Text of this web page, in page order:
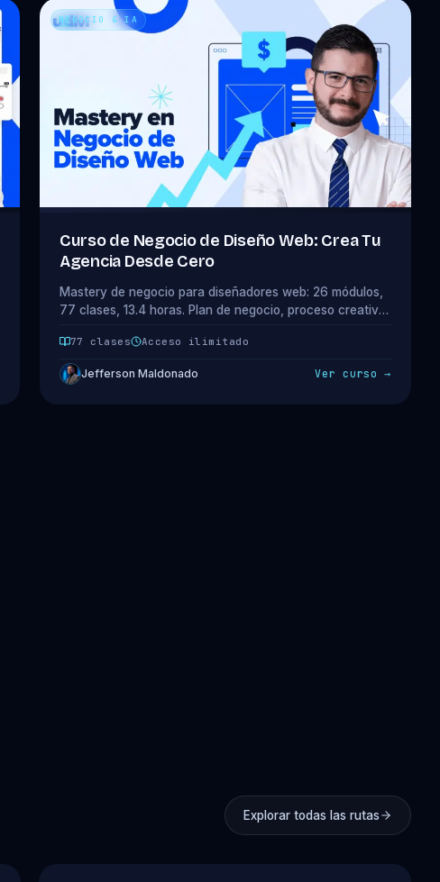
NEGOCIO & IA
Curso de Negocio de Diseño Web: Crea Tu
Agencia Desde Cero
Mastery de negocio para diseñadores web: 26 módulos,
77 clases, 13.4 horas. Plan de negocio, proceso creativo,
Acceso completo incluido en tu plan.
77 clases Acceso ilimitado
Jefferson Maldonado Ver curso →
Explorar todas las rutas